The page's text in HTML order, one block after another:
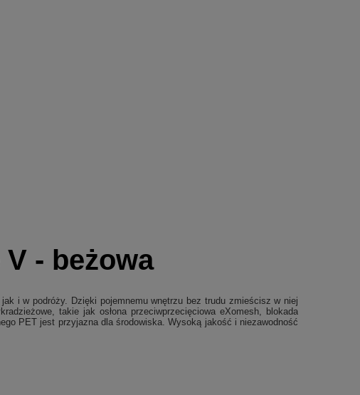
- beżowa
i w podróży. Dzięki pojemnemu wnętrzu bez trudu zmieścisz w niej
takie jak osłona przeciwprzecięciowa eXomesh, blokada
PET jest przyjazna dla środowiska. Wysoką jakość i niezawodność